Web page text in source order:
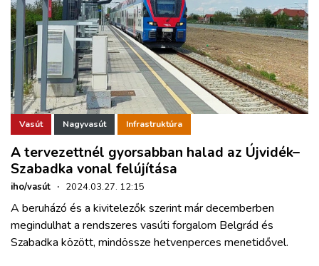
Vasút Nagyvasút Infrastruktúra
A tervezettnél gyorsabban halad az Újvidék–
Szabadka vonal felújítása
iho/vasút · 2024.03.27. 12:15
A beruházó és a kivitelezők szerint már decemberben
megindulhat a rendszeres vasúti forgalom Belgrád és
Szabadka között, mindössze hetvenperces menetidővel.